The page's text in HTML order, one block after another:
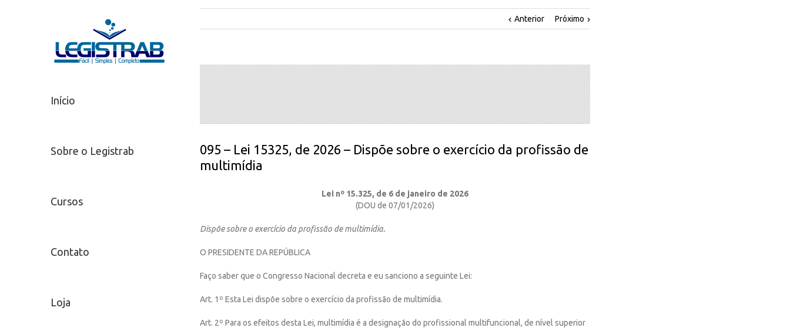
Início
Sobre o Legistrab
Cursos
Contato
Loja
Anterior Próximo
095 – Lei 15325, de 2026 – Dispõe sobre o exercício da profissão de
multimídia
Lei nº 15.325, de 6 de janeiro de 2026
(DOU de 07/01/2026)
Dispõe sobre o exercício da profissão de multimídia.
O PRESIDENTE DA REPÚBLICA
Faço saber que o Congresso Nacional decreta e eu sanciono a seguinte Lei:
Art. 1º Esta Lei dispõe sobre o exercício da profissão de multimídia.
Art. 2º Para os efeitos desta Lei, multimídia é a designação do profissional multifuncional, de nível superior